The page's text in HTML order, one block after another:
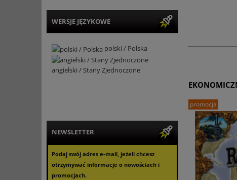
WERSJE JĘZYKOWE
polski / Polska
angielski / Stany Zjednoczone
NEWSLETTER
Podaj swój adres e-mail, jeżeli chcesz
otrzymywać informacje o nowościach i
promocjach.
promocja